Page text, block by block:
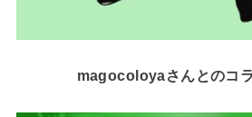
magocoloyaさんとのコ